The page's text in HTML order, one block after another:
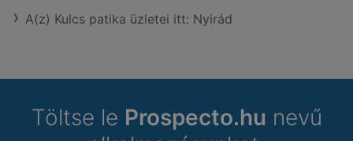
A(z) Kulcs patika üzletei itt: Nyirád
Töltse le Prospecto.hu nevű